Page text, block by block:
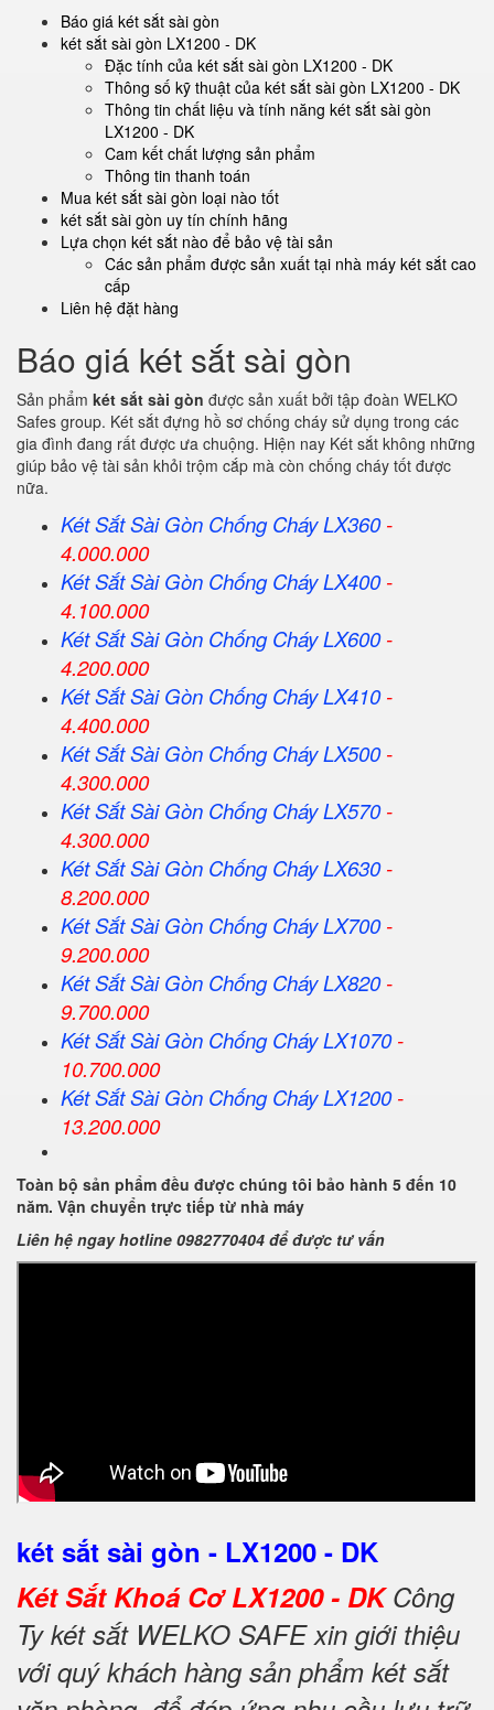
Báo giá két sắt sài gòn
két sắt sài gòn LX1200 - DK
Đặc tính của két sắt sài gòn LX1200 - DK
Thông số kỹ thuật của két sắt sài gòn LX1200 - DK
Thông tin chất liệu và tính năng két sắt sài gòn
LX1200 - DK
Cam kết chất lượng sản phẩm
Thông tin thanh toán
Mua két sắt sài gòn loại nào tốt
két sắt sài gòn uy tín chính hãng
Lựa chọn két sắt nào để bảo vệ tài sản
Các sản phẩm được sản xuất tại nhà máy két sắt cao
cấp
Liên hệ đặt hàng
Báo giá két sắt sài gòn
Sản phẩm két sắt sài gòn được sản xuất bởi tập đoàn WELKO
Safes group. Két sắt đựng hồ sơ chống cháy sử dụng trong các
gia đình đang rất được ưa chuộng. Hiện nay Két sắt không những
giúp bảo vệ tài sản khỏi trộm cắp mà còn chống cháy tốt được
nữa.
Két Sắt Sài Gòn Chống Cháy LX360-
4.000.000
Két SắtSài Gòn Chống Cháy LX400-
4.100.000
Két SắtSài Gòn Chống Cháy LX600-
4.200.000
Két SắtSài Gòn Chống Cháy LX410-
4.400.000
Két SắtSài Gòn Chống Cháy LX500-
4.300.000
Két SắtSài Gòn Chống Cháy LX570-
4.300.000
Két SắtSài Gòn Chống Cháy LX630-
8.200.000
Két SắtSài Gòn Chống Cháy LX700-
9.200.000
Két SắtSài Gòn Chống Cháy LX820-
9.700.000
Két SắtSài Gòn Chống Cháy LX1070-
10.700.000
Két SắtSài Gòn Chống Cháy LX1200-
13.200.000
Toàn bộ sản phẩm đều được chúng tôi bảo hành 5 đến 10
năm. Vận chuyển trực tiếp từ nhà máy
Liên hệ ngay hotline 0982770404 để được tư vấn
két sắt sài gòn - LX1200 - DK
Két Sắt Khoá Cơ LX1200 - DKCông
Ty két sắt WELKO SAFE xin giới thiệu
với quý khách hàng sản phẩm két sắt